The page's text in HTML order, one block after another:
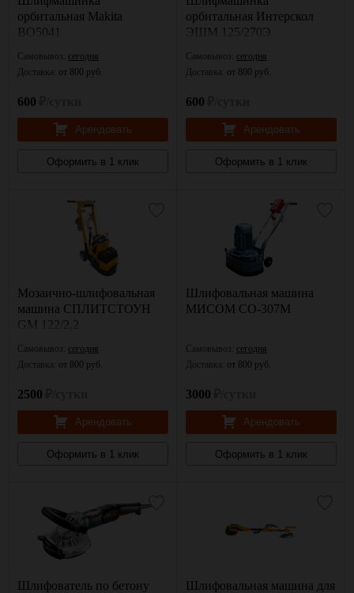
орбитальная Makita
BO5041
Самовывоз: сегодня
Доставка: от 800 руб.
600
Арендовать
Оформить в 1 клик
орбитальная Интерскол
ЭШМ 125/270Э
Самовывоз: сегодня
Доставка: от 800 руб.
600
Арендовать
Оформить в 1 клик
Мозаично-шлифовальная
машина СПЛИТСТОУН
GM 122/2,2
Самовывоз: сегодня
Доставка: от 800 руб.
2500
Арендовать
Оформить в 1 клик
Шлифовальная машина
МИСОМ СО-307М
Самовывоз: сегодня
Доставка: от 800 руб.
3000
Арендовать
Оформить в 1 клик
Шлифователь по бетону
Шлифовальная машина для